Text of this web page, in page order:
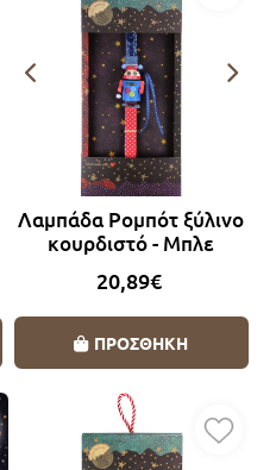
Λαμπάδα Ρομπότ ξύλινο
κουρδιστό - Μπλε
20,89€
ΠΡΟΣΘΗΚΗ